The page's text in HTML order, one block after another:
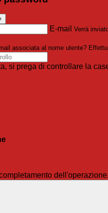
E-mail Verrà
associata al nome utente?
si prega di controllare la